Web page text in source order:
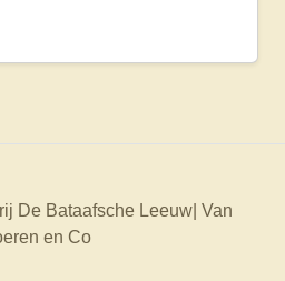
De Bataafsche Leeuw| Van
en Co